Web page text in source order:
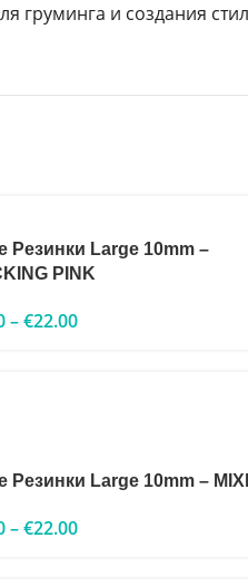
груминга и создания
Резинки Large 10mm –
PINK
–€22.00
Резинки Large 10mm –
–€22.00